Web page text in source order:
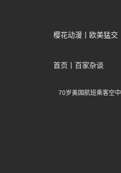
樱花动漫 欧美猛交
首页 百家杂谈
70岁美国航班乘客空